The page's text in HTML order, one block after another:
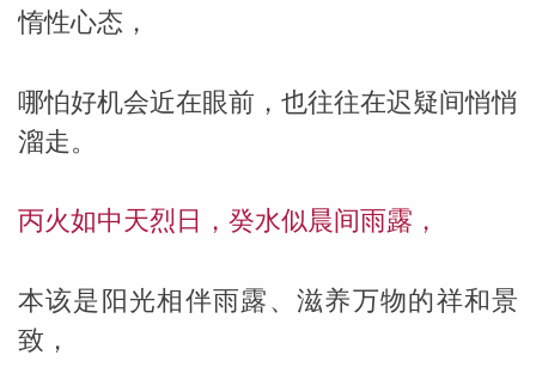
惰性心态，
哪怕好机会近在眼前，也往往在迟疑间悄悄
溜走。
丙火如中天烈日，癸水似晨间雨露，
本该是阳光相伴雨露、滋养万物的祥和景
致，